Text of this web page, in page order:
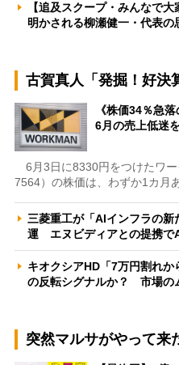
【追及スクープ・みんなで
明かされる柳瀬健一・代表
古賀真人「発掘！好決
《株価34％急
6月の売上低迷
6月3日に8330円をつけたワー
7564）の株価は、わずか1カ月
三菱重工が「AIインフラの
運 エヌビディアとの提携
キオクシアHD「7万円割れ
の反転シグナルか？ 市場の
突然マルサがやって来